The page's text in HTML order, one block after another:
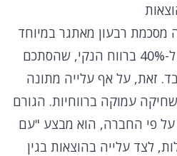
רבעון מאתגר במיוחד
עם צניחה חדה של קרוב ל-40% ברווח הנקי, שהסתכם
בלבד. זאת, על אף עלייה מתונה
עמוקה ברווחיות. הגורם
פי החברה, הוא מבצע "עם
לצד עלייה בהוצאות בגין